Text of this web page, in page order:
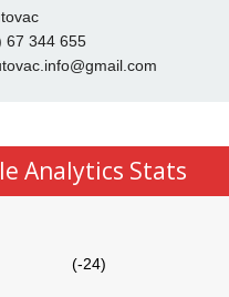
67 344 655
Analytics Stats
(-24)